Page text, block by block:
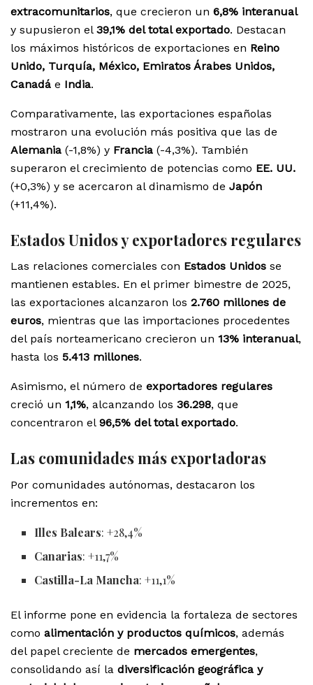
extracomunitarios, que crecieron un 6,8% interanual
y supusieron el 39,1% del total exportado. Destacan
los máximos históricos de exportaciones en Reino
Unido, Turquía, México, Emiratos Árabes Unidos,
Canadá e India.
Comparativamente, las exportaciones españolas
mostraron una evolución más positiva que las de
Alemania (-1,8%) y Francia (-4,3%). También
superaron el crecimiento de potencias como EE. UU.
(+0,3%) y se acercaron al dinamismo de Japón
(+11,4%).
Estados Unidos y exportadores regulares
Las relaciones comerciales con Estados Unidos se
mantienen estables. En el primer bimestre de 2025,
las exportaciones alcanzaron los 2.760 millones de
euros, mientras que las importaciones procedentes
del país norteamericano crecieron un 13% interanual,
hasta los 5.413 millones.
Asimismo, el número de exportadores regulares
creció un 1,1%, alcanzando los 36.298, que
concentraron el 96,5% del total exportado.
Las comunidades más exportadoras
Por comunidades autónomas, destacaron los
incrementos en:
Illes Balears: +28,4%
Canarias: +11,7%
Castilla-La Mancha: +11,1%
El informe pone en evidencia la fortaleza de sectores
como alimentación y productos químicos, además
del papel creciente de mercados emergentes,
consolidando así la diversificación geográfica y